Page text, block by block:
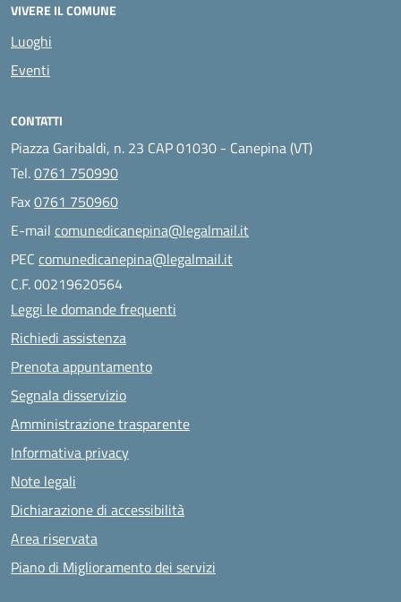
VIVERE IL COMUNE
Luoghi
Eventi
CONTATTI
Piazza Garibaldi, n. 23 CAP 01030 - Canepina (VT)
Tel.0761 750990
Fax0761 750960
E-mail comunedicanepina@legalmail.it
PEC comunedicanepina@legalmail.it
C.F. 00219620564
Leggi le domande frequenti
Richiedi assistenza
Prenota appuntamento
Segnala disservizio
Amministrazione trasparente
Informativa privacy
Note legali
Dichiarazione di accessibilità
Area riservata
Piano di Miglioramento dei servizi